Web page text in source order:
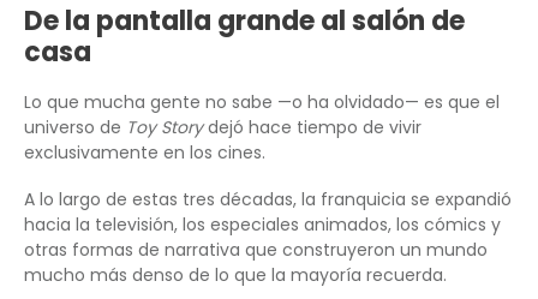
De la pantalla grande al salón de
casa
Lo que mucha gente no sabe —o ha olvidado— es que el
universo de Toy Storydejó hace tiempo de vivir
exclusivamente en los cines.
A lo largo de estas tres décadas, la franquicia se expandió
hacia la televisión, los especiales animados, los cómics y
otras formas de narrativa que construyeron un mundo
mucho más denso de lo que la mayoría recuerda.